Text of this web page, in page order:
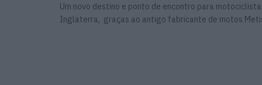
Um novo destino e ponto de encontro para
Inglaterra, graças ao antigo fabricante de motos